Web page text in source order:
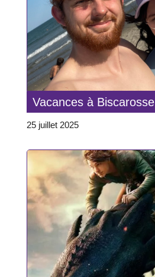
Vacances à Biscarosse
25 juillet 2025